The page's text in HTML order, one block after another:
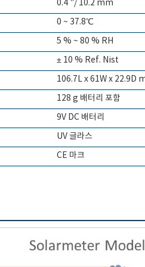
0.4 "/ 10.2 mm
0 ~ 37.8℃
5 % ~ 80 % RH
± 10 % Ref. Nist
106.7L x 61W x 22.9D
128 g 배터리 포함
9V DC 배터리
UV 글라스
CE 마크